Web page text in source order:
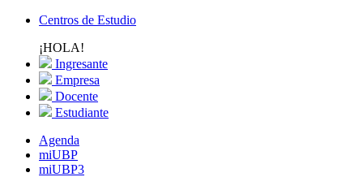
Centros de Estudio
¡HOLA!
Ingresante
Empresa
Docente
Estudiante
Agenda
miUBP
miUBP3